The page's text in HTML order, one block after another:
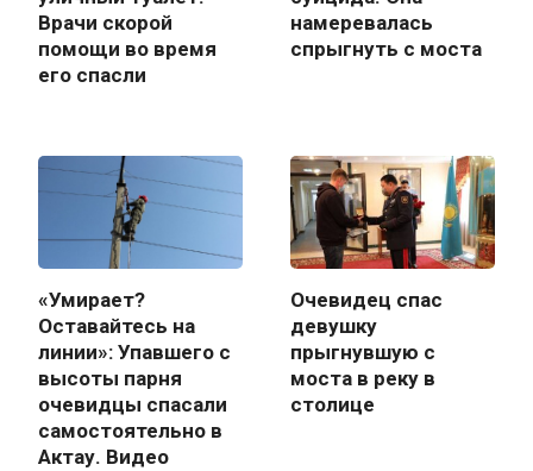
Врачи скорой
помощи во время
его спасли
намеревалась
спрыгнуть с моста
«Умирает?
Оставайтесь на
линии»: Упавшего с
высоты парня
очевидцы спасали
самостоятельно в
Актау. Видео
Очевидец спас
девушку
прыгнувшую с
моста в реку в
столице